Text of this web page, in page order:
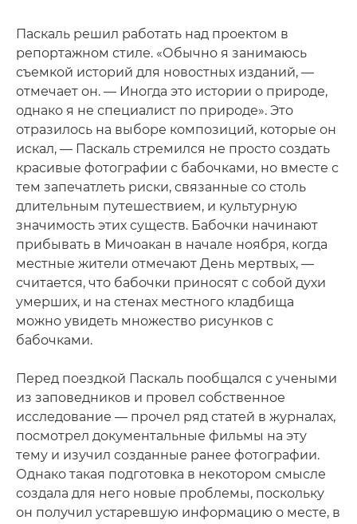
Паскаль решил работать над проектом в
репортажном стиле. «Обычно я занимаюсь
съемкой историй для новостных изданий, —
отмечает он. — Иногда это истории о природе,
однако я не специалист по природе». Это
отразилось на выборе композиций, которые он
искал, — Паскаль стремился не просто создать
красивые фотографии с бабочками, но вместе с
тем запечатлеть риски, связанные со столь
длительным путешествием, и культурную
значимость этих существ. Бабочки начинают
прибывать в Мичоакан в начале ноября, когда
местные жители отмечают День мертвых, —
считается, что бабочки приносят с собой духи
умерших, и на стенах местного кладбища
можно увидеть множество рисунков с
бабочками.
Перед поездкой Паскаль пообщался с учеными
из заповедников и провел собственное
исследование — прочел ряд статей в журналах,
посмотрел документальные фильмы на эту
тему и изучил созданные ранее фотографии.
Однако такая подготовка в некотором смысле
создала для него новые проблемы, поскольку
он получил устаревшую информацию о месте, в